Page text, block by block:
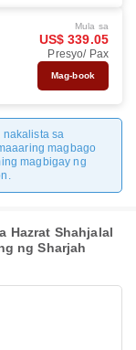
Mula sa
US$ 339.05
Presyo/ Pax
Mag-book
nakalista sa
magbago
magbigay ng
Hazrat Shahjalal
ng Sharjah